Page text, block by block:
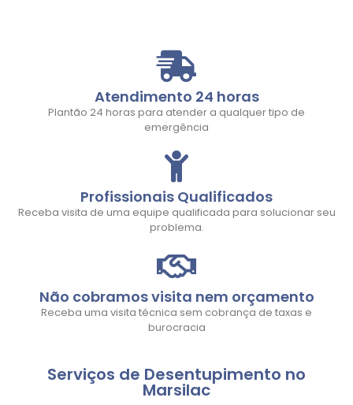
Atendimento 24 horas
Plantão 24 horas para atender a qualquer tipo de
emergência
Profissionais Qualificados
Receba visita de uma equipe qualificada para solucionar seu
problema.
Não cobramos visita nem orçamento
Receba uma visita técnica sem cobrança de taxas e
burocracia
Serviços de Desentupimento no
Marsilac